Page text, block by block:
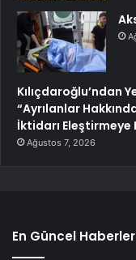
Kılıçdaroğlu’ndan
“Ayrılanlar
İktidarı Eleştirmeye
Ağustos 7, 2026
En Güncel Haberler